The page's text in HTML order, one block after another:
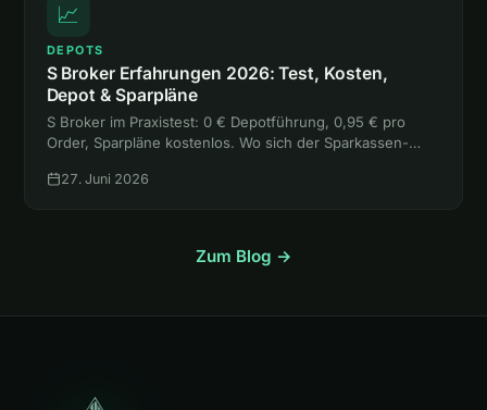
📈
DEPOTS
S Broker Erfahrungen 2026: Test, Kosten,
Depot & Sparpläne
S Broker im Praxistest: 0 € Depotführung, 0,95 € pro
Order, Sparpläne kostenlos. Wo sich der Sparkassen-
und für wen er passt.
27. Juni 2026
Zum Blog →